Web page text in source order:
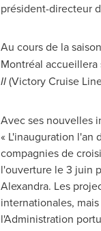
président-directeur
Au cours de la
Montréal
II(Victory Cruise
Avec ses nouvelles
« L'inauguration l'an
compagnies de
l'ouverture le 3 juin
Alexandra. Les
internationales,
l'Administration